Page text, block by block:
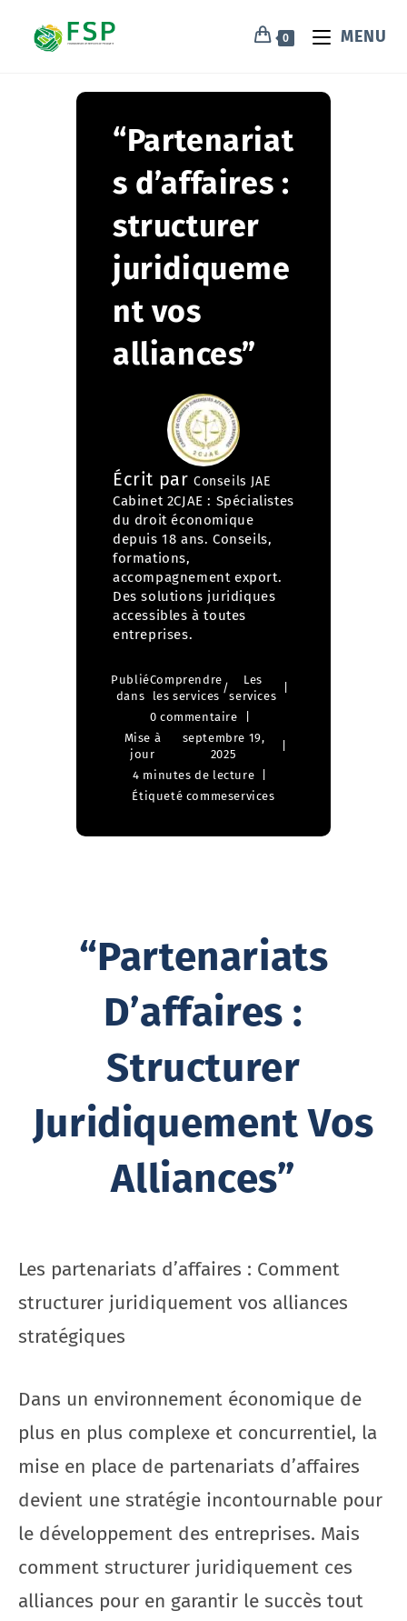
0 MENU
“Partenariat
s d’affaires :
structurer
juridiqueme
nt vos
alliances”
Écrit par Conseils JAE
Cabinet 2CJAE : Spécialistes
du droit économique
depuis 18 ans. Conseils,
formations,
accompagnement export.
Des solutions juridiques
accessibles à toutes
entreprises.
Publié
dans
Comprendre
les services
/
Les
services
0 commentaire
Mise à
jour
septembre 19,
2025
4 minutes de lecture
Étiqueté commeservices
“Partenariats
D’affaires :
Structurer
Juridiquement Vos
Alliances”
Les partenariats d’affaires : Comment
structurer juridiquement vos alliances
stratégiques
Dans un environnement économique de
plus en plus complexe et concurrentiel, la
mise en place de partenariats d’affaires
devient une stratégie incontournable pour
le développement des entreprises. Mais
comment structurer juridiquement ces
alliances pour en garantir le succès tout